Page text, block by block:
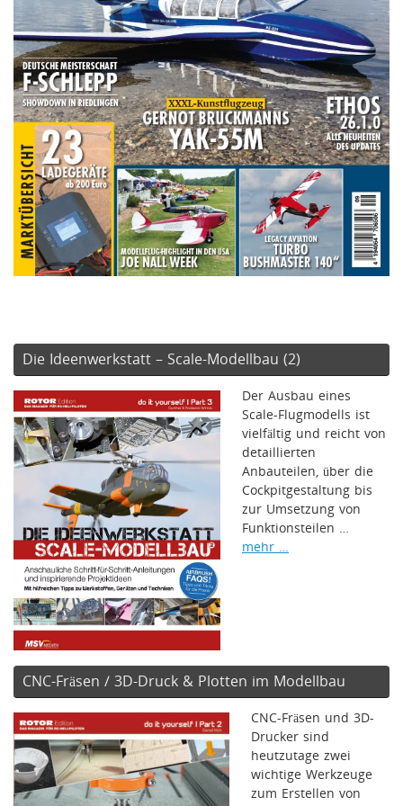
Die Ideenwerkstatt – Scale-Modellbau (2)
Der Ausbau eines
Scale-Flugmodells ist
vielfältig und reicht von
detaillierten
Anbauteilen, über die
Cockpitgestaltung bis
zur Umsetzung von
Funktionsteilen …
mehr …
CNC-Fräsen / 3D-Druck & Plotten im Modellbau
CNC-Fräsen und 3D-
Drucker sind
heutzutage zwei
wichtige Werkzeuge
zum Erstellen von